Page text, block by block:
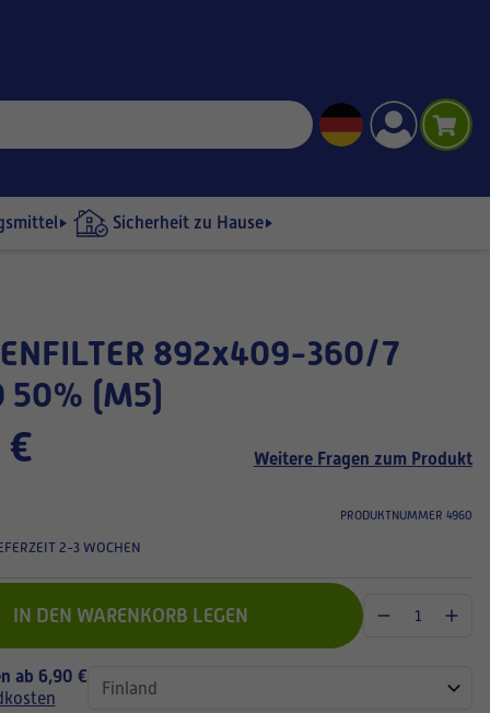
Sicherheit zu Hause
50% (M5)
€ Weitere Fragen zum Produkt
PRODUKTNUMMER 4960
2-3 WOCHEN
IN DEN WARENKORB LEGEN
ab 6,90 €